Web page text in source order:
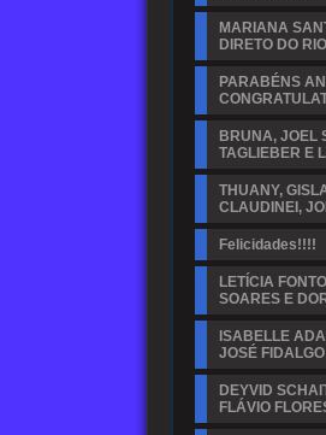
MARIANA
DIRETO DO
PARABÉNS
BRUNA, JOEL
TAGLIEBER E
THUANY,
CLAUDINEI,
Felicidades!!!!
LETÍCIA
SOARES E
ISABELLE
JOSÉ FIDALGO
DEYVID
FLÁVIO